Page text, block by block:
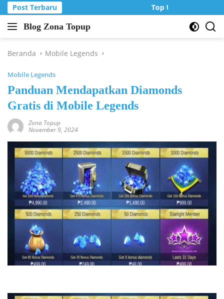
Langsung
ke
konten
Post Terbaru Top Up Murah di
Blog Zona Topup
Tips
Trik
game
online
Beranda Mobile Legends
Mobile Legends
Panduan Mendapatkan Diamonds
Gratis di Mobile Legends
Zona Topup
November 9, 2024